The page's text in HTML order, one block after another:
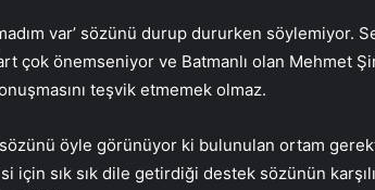
var’ sözünü durup dururken söylemiyor.
çok önemseniyor ve Batmanlı olan Mehmet
teşvik etmemek olmaz.
sözünü öyle görünüyor ki bulunulan ortam
için sık sık dile getirdiği destek sözünün